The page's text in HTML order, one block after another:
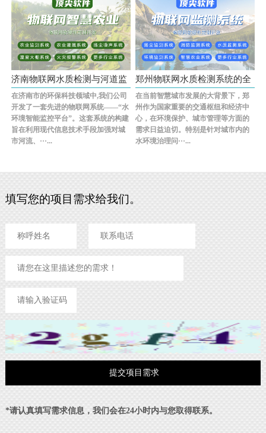
方面内容。这···...
时收集并分析···...
济南物联网水质检测与河道监
测综合···
在济南市的环保科技领域中,我们公司
开发了一套先进的物联网系统——“水
环境智能监控平台”。这套系统的构建
旨在利用现代信息技术手段加强对城
市河流、···...
郑州物联网水质检测系统的全
面解决···
在当前智慧城市发展的大背景下，郑
州作为国家重要的交通枢纽和经济中
心，在环境保护、城市管理等方面的
需求日益迫切。特别是针对城市内的
水环境治理问···...
填写您的项目需求给我们。
*请认真填写需求信息，我们会在24小时内与您取得联系。